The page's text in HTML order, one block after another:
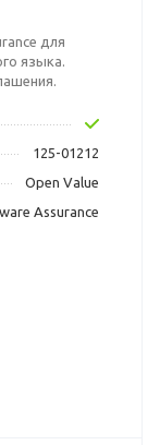
для
языка.
125-01212
Open Value
Assurance